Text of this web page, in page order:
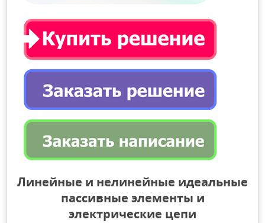
Линейные и нелинейные идеальные
пассивные элементы и
электрические цепи